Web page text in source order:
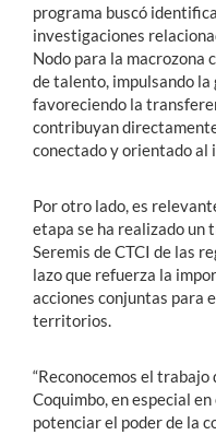
programa buscó
investigaciones
Nodo para la macrozona
de talento, impulsando
favoreciendo la
contribuyan
conectado y orientado
Por otro lado, es
etapa se ha realizado un
Seremis de CTCI de las
lazo que refuerza la
acciones conjuntas para
territorios.
“Reconocemos el
Coquimbo, en especial
potenciar el poder de la